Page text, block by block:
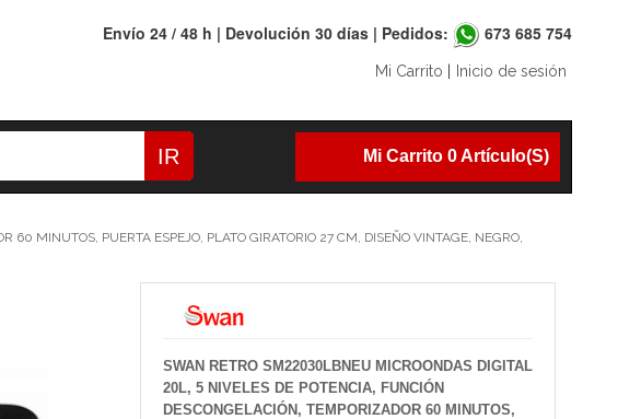
Envío 24 / 48 h | Devolución 30 días | Pedidos: 673 685 754
Mi Carrito Inicio de sesión
Mi Carrito 0 Artículo(s)
IR
MINUTOS, PUERTA ESPEJO, PLATO GIRATORIO 27 CM, DISEÑO VINTAGE, NEGRO,
SWAN RETRO SM22030LBNEU MICROONDAS DIGITAL
20L, 5 NIVELES DE POTENCIA, FUNCIÓN
DESCONGELACIÓN, TEMPORIZADOR 60 MINUTOS,